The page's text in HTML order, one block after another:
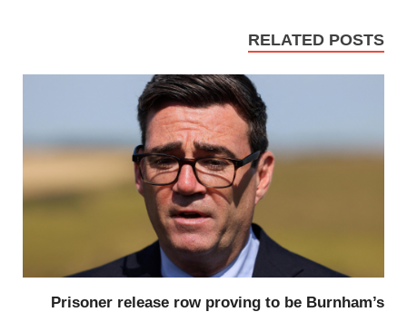
RELATED POSTS
Prisoner release row proving to be Burnham’s